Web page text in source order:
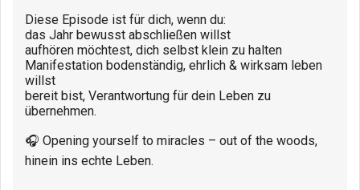
Diese Episode ist für dich, wenn du:
das Jahr bewusst abschließen willst
aufhören möchtest, dich selbst klein zu halten
Manifestation bodenständig, ehrlich & wirksam leben
willst
bereit bist, Verantwortung für dein Leben zu
übernehmen.
🎧 Opening yourself to miracles – out of the woods,
hinein ins echte Leben.